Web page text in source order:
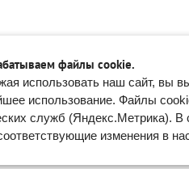
Все права защищены.
марки являются
•
на сайте при наличии правовых
условия и запреты на обработку
файлы cookie.
использовать наш сайт, вы
использование. Файлы
служб (Яндекс.Метрика). В
изменения в